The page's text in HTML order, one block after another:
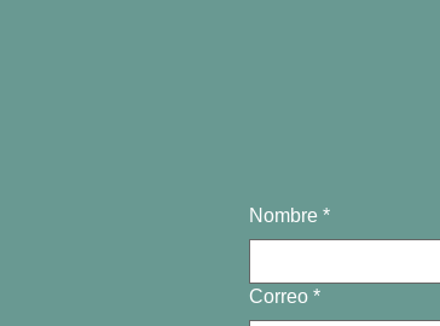
Nombre *
Correo *